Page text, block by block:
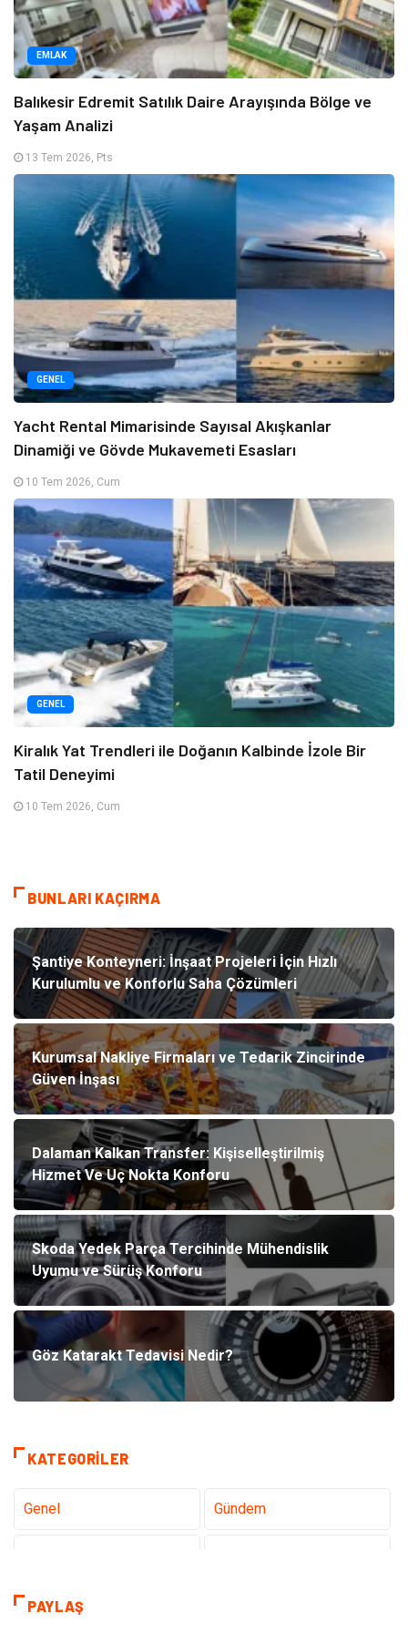
EMLAK
Balıkesir Edremit Satılık Daire Arayışında Bölge ve
Yaşam Analizi
13 Tem 2026, Pts
GENEL
Yacht Rental Mimarisinde Sayısal Akışkanlar
Dinamiği ve Gövde Mukavemeti Esasları
10 Tem 2026, Cum
GENEL
Kiralık Yat Trendleri ile Doğanın Kalbinde İzole Bir
Tatil Deneyimi
10 Tem 2026, Cum
BUNLARI KAÇIRMA
Şantiye Konteyneri: İnşaat Projeleri İçin Hızlı
Kurulumlu ve Konforlu Saha Çözümleri
Kurumsal Nakliye Firmaları ve Tedarik Zincirinde
Güven İnşası
Dalaman Kalkan Transfer: Kişiselleştirilmiş
Hizmet Ve Uç Nokta Konforu
Skoda Yedek Parça Tercihinde Mühendislik
Uyumu ve Sürüş Konforu
Göz Katarakt Tedavisi Nedir?
KATEGORILER
Genel Gündem
Teknoloji & İnternet
PAYLAŞ